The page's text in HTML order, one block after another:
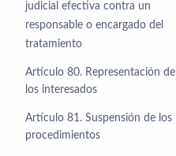
judicial efectiva contra un
responsable o encargado del
tratamiento
Artículo 80. Representación de
los interesados
Artículo 81. Suspensión de los
procedimientos